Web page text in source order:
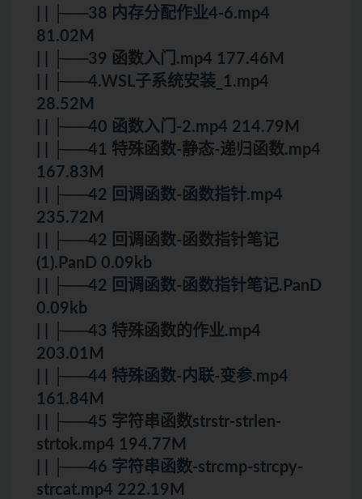
| | ├──38 内存分配作业4-6.mp4
81.02M
| | ├──39 函数入门.mp4 177.46M
| | ├──4.WSL子系统安装_1.mp4
28.52M
| | ├──40 函数入门-2.mp4 214.79M
| | ├──41 特殊函数-静态-递归函数.mp4
167.83M
| | ├──42 回调函数-函数指针.mp4
235.72M
| | ├──42 回调函数-函数指针笔记
(1).PanD 0.09kb
| | ├──42 回调函数-函数指针笔记.PanD
0.09kb
| | ├──43 特殊函数的作业.mp4
203.01M
| | ├──44 特殊函数-内联-变参.mp4
161.84M
| | ├──45 字符串函数strstr-strlen-
strtok.mp4 194.77M
| | ├──46 字符串函数-strcmp-strcpy-
strcat.mp4 222.19M